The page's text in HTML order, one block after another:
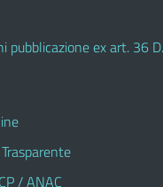
pubblicazione ex art. 36
/ ANAC